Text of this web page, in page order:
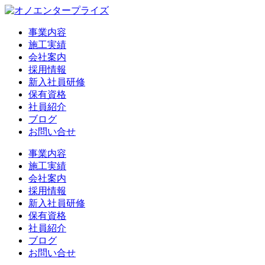
事業内容
施工実績
会社案内
採用情報
新入社員研修
保有資格
社員紹介
ブログ
お問い合せ
事業内容
施工実績
会社案内
採用情報
新入社員研修
保有資格
社員紹介
ブログ
お問い合せ